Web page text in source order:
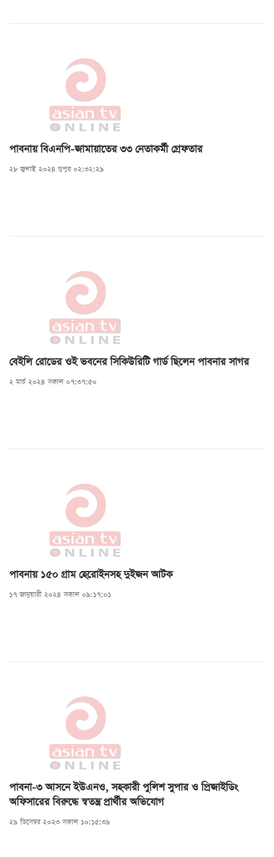
পাবনায় বিএনপি-জামায়াতের ৩৩ নেতাকর্মী গ্রেফতার
২৮ জুলাই ২০২৪ দুপুর ০২:৩২:২৯
বেইলি রোডের ওই ভবনের সিকিউরিটি গার্ড ছিলেন পাবনার সাগর
২ মার্চ ২০২৪ সকাল ০৭:৩৭:৫০
পাবনায় ১৫০ গ্রাম হেরোইনসহ দুইজন আটক
১৭ জানুয়ারী ২০২৪ সকাল ০৯:১৭:০১
পাবনা-৩ আসনে ইউএনও, সহকারী পুলিশ সুপার ও প্রিজাইডিং
অফিসারের বিরুদ্ধে স্বতন্ত্র প্রার্থীর অভিযোগ
২৯ ডিসেম্বর ২০২৩ সকাল ১০:১৫:৩৯